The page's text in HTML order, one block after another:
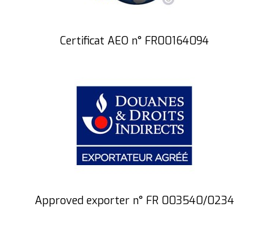
Certificat AEO n° FR00164094
Approved exporter n° FR 003540/0234